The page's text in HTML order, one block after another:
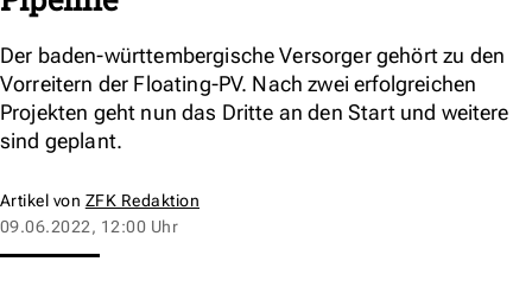
Der baden-württembergische Versorger gehört zu den
Vorreitern der Floating-PV. Nach zwei erfolgreichen
Projekten geht nun das Dritte an den Start und weitere
sind geplant.
Artikel von ZFK Redaktion
09.06.2022, 12:00 Uhr